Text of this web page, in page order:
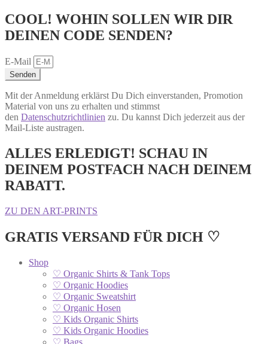
COOL! WOHIN SOLLEN WIR DIR
DEINEN CODE SENDEN?
E-Mail
Senden
Mit der Anmeldung erklärst Du Dich einverstanden, Promotion
Material von uns zu erhalten und stimmst
den Datenschutzrichtlinien zu. Du kannst Dich jederzeit aus der
Mail-Liste austragen.
ALLES ERLEDIGT! SCHAU IN
DEINEM POSTFACH NACH DEINEM
RABATT.
ZU DEN ART-PRINTS
GRATIS VERSAND FÜR DICH ♡
Shop
♡ Organic Shirts & Tank Tops
♡ Organic Hoodies
♡ Organic Sweatshirt
♡ Organic Hosen
♡ Kids Organic Shirts
♡ Kids Organic Hoodies
♡ Bags